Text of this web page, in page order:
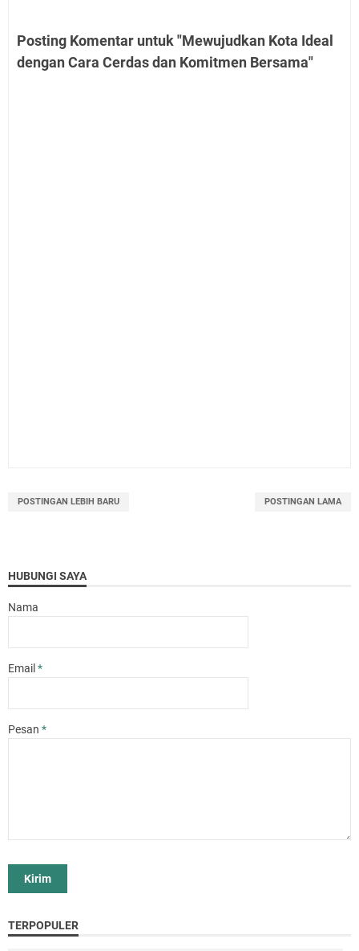
Posting Komentar untuk "Mewujudkan Kota Ideal
dengan Cara Cerdas dan Komitmen Bersama"
POSTINGAN LEBIH BARU POSTINGAN LAMA
HUBUNGI SAYA
Nama
Email*
Pesan *
TERPOPULER